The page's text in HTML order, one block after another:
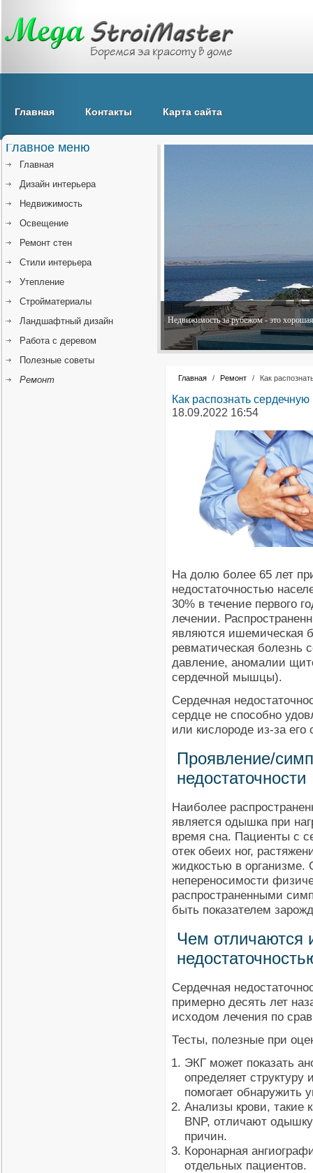
Главная Контакты Карта сайта
Недвижимость за рубежом - это
Главная / Ремонт / Как
Как распознать
18.09.2022 16:54
На долю более 65 лет
недостаточностью
30% в течение первого
лечении.
являются ишемическая
ревматическая болезнь
давление, аномалии
сердечной мышцы).
Сердечная
сердце не способно
или кислороде из-за
Проявление/
недостаточности
Наиболее
является одышка при
время сна. Пациенты с
отек обеих ног,
жидкостью в организме.
непереносимости
распространенными
быть показателем
Чем отличаются
Сердечная
примерно десять лет
исходом лечения по
Тесты, полезные при
ЭКГ может показать
определяет структуру
помогает обнаружить
Анализы крови, такие
BNP, отличают
причин.
Коронарная
отдельных пациентов.
Главное меню
Главная
Дизайн интерьера
Недвижимость
Освещение
Ремонт стен
Стили интерьера
Утепление
Стройматериалы
Ландшафтный дизайн
Работа с деревом
Полезные советы
Ремонт